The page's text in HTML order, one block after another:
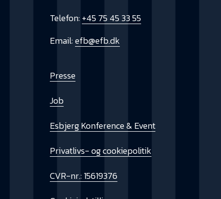
Telefon:+45 75 45 33 55
Email:efb@efb.dk
Presse
Job
Esbjerg Konference & Event
Privatlivs- og cookiepolitik
CVR-nr.: 15619376